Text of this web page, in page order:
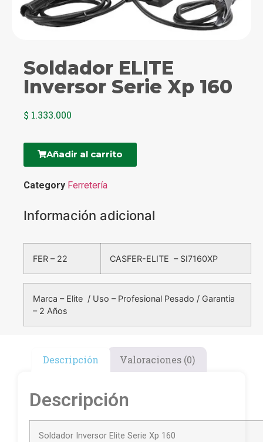
Soldador ELITE
Inversor Serie Xp 160
$ 1.333.000
Añadir al carrito
Category Ferretería
Información adicional
FER – 22 CASFER-ELITE – SI7160XP
Marca – Elite / Uso – Profesional Pesado / Garantia
– 2 Años
Descripción Valoraciones (0)
Descripción
Soldador Inversor Elite Serie Xp 160